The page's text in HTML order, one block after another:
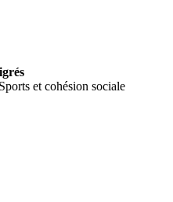
et cohésion sociale